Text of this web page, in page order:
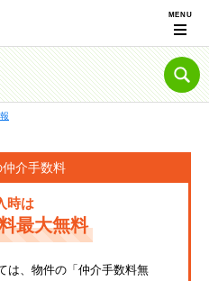
仲介手数料
時は
最大無料
は、物件の「仲介手数料無